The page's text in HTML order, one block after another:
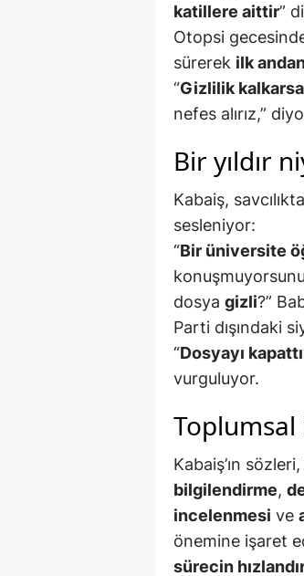
katillere aittir”
Otopsi
sürerek ilk
“Gizlilik kalkarsa
nefes alırız,”
Bir yıldır
Kabaiş,
sesleniyor:
“Bir üniversite
dosya gizli?”
Parti dışındaki
“Dosyayı
vurguluyor.
Toplumsal
Kabaiş’ın sözleri,
bilgilendirme,
incelenmesi ve
önemine işaret
sürecin